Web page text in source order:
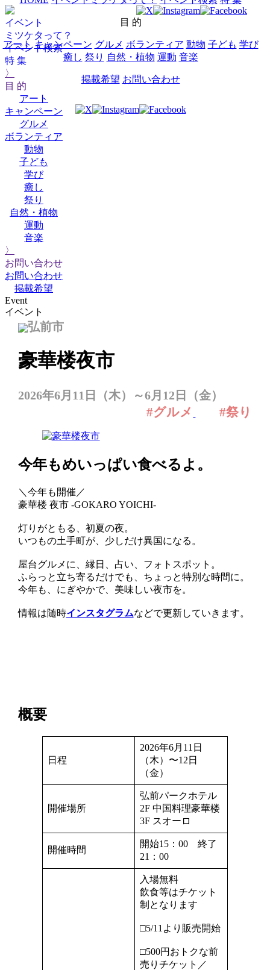
イベント
ミツケタって？
イベント検索
特 集
〉
目 的
アート
キャンペーン
グルメ
ボランティア
動物
子ども
学び
癒し
祭り
自然・植物
運動
音楽
〉
お問い合わせ
お問い合わせ
掲載希望
目 的
アート キャンペーン グルメ ボランティア 動物 子ども 学び
癒し 祭り 自然・植物 運動 音楽
掲載希望 お問い合わせ
Event
イベント
弘前市
豪華楼夜市
2026年6月11日（木）～6月12日（金）
#グルメ #祭り
今年もめいっぱい食べるよ。
＼今年も開催／
豪華楼 夜市 -GOKARO YOICHI-
灯りがともる、初夏の夜。
いつもの土手町が、少しだけ異国になる。
屋台グルメに、縁日、占い、フォトスポット。
ふらっと立ち寄るだけでも、ちょっと特別な時間に。
今年も、にぎやかで、美味しい夜市を。
情報は随時インスタグラムなどで更新していきます。
概要
日程
2026年6月11日
（木）〜12日
（金）
開催場所
弘前パークホテル
2F 中国料理豪華楼
3F スオーロ
開催時間
開始15：00 終了
21：00
入場無料
飲食等はチケット
制となります
□5/11より販売開始
□500円おトクな前
売りチケット／